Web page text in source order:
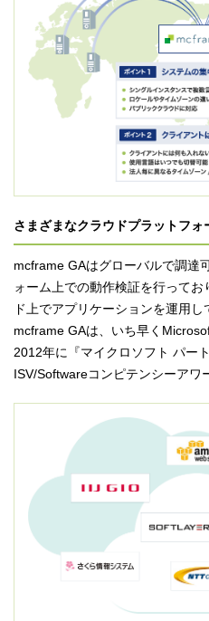
さまざまなクラウドプラットフォ
mcframe GAはグローバルで調達
ォーム上での動作検証を行って
ド上でアプリケーションを運用し
mcframe GAは、いち早く
2012年に『マイクロソフト パー
ISV/Softwareコンピテンシーアワ